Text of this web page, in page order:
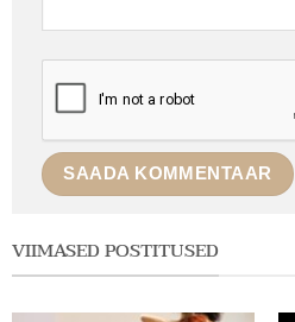
VIIMASED POSTITUSED